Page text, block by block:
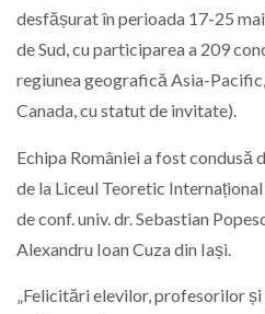
desfășurat în perioada 17-25
de Sud, cu participarea a 209
regiunea geografică Asia-
Canada, cu statut de invitate).
Echipa României a fost condusă
de la Liceul Teoretic
de conf. univ. dr. Sebastian
Alexandru Ioan Cuza din Iași.
„Felicitări elevilor, profesorilor